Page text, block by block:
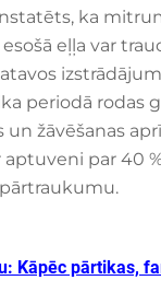
ka
eļļa var
periodā rodas
žāvēšanas
par 40
Kāpēc pārtikas,